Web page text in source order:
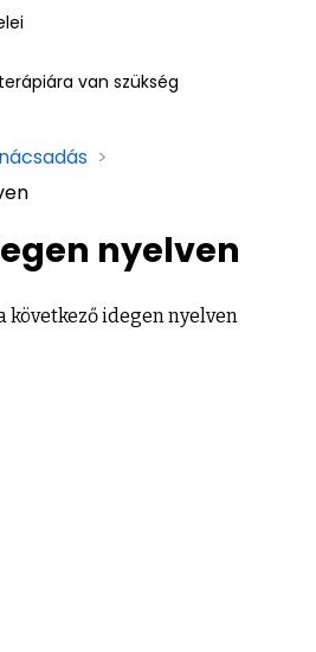
van szükség
>
nyelven
következő idegen nyelven